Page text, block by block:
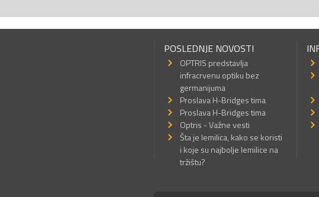
POSLEDNJE NOVOSTI
OPTRIS predstavlja
infracrvenu optiku bez
germanijuma
Proslava H-Bridges tima
Proslava H-Bridges tima
Optris - Važne vesti
Šta je lemilica, kako se koristi
i koje su najbolje lemilice na
tržištu?